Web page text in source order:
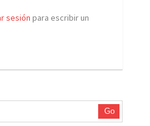
sesión para escribir un
Go